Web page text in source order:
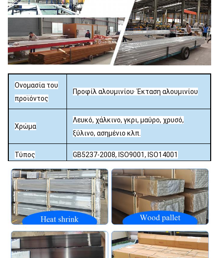
Ονομασία του
προϊόντος
Προφίλ αλουμινίου· Έκταση αλουμινίου
Χρώμα
Λευκό, χάλκινο, γκρι, μαύρο, χρυσό,
ξύλινο, ασημένιο κλπ.
Τύπος GB5237-2008, ISO9001, ISO14001
Δυναμικότητα 5000 τόνοι ανά μήνα
Τελεία
επιφάνειας
Σιδηροτροφείο / Ανωδικοποίηση
(οξείδωση) / Σίτιση με άμμο / Επιχρισμός
σκόνης / Ηλεκτροφορέση / Επιχρισμός
PVDF / Εφέ ξύλου.